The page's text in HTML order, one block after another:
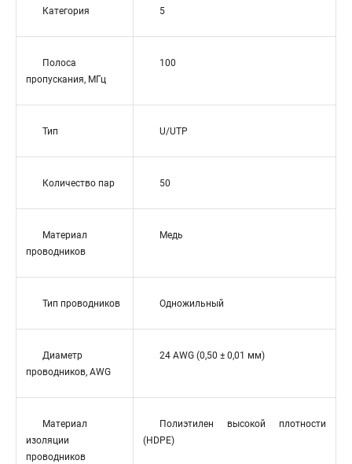
Категория 5
Полоса
пропускания, МГц
100
Тип U/UTP
Количество пар 50
Материал
проводников
Медь
Тип проводников Одножильный
Диаметр
проводников, AWG
24 AWG (0,50 ± 0,01 мм)
Материал
изоляции
проводников
Полиэтилен высокой плотности
(HDPE)